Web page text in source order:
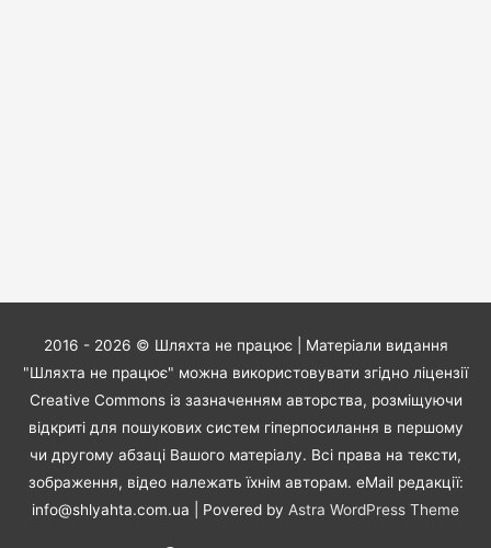
2016 - 2026 © Шляхта не працює| Матеріали видання
"Шляхта не працює" можна використовувати згідно ліцензії
Creative Commons із зазначенням авторства, розміщуючи
відкриті для пошукових систем гіперпосилання в першому
чи другому абзаці Вашого матеріалу. Всі права на тексти,
зображення, відео належать їхнім авторам. eMail редакції:
info@shlyahta.com.ua | Povered by Astra WordPress Theme